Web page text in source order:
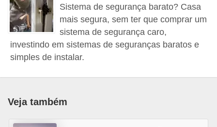
Sistema de segurança barato? Casa
mais segura, sem ter que comprar um
sistema de segurança caro,
investindo em sistemas de seguranças baratos e
simples de instalar.
Veja também
C
o
m
p
r